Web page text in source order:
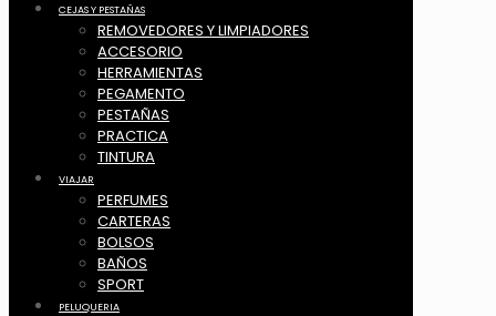
CEJAS Y PESTAÑAS
REMOVEDORES Y LIMPIADORES
ACCESORIO
HERRAMIENTAS
PEGAMENTO
PESTAÑAS
PRACTICA
TINTURA
VIAJAR
PERFUMES
CARTERAS
BOLSOS
BAÑOS
SPORT
PELUQUERIA